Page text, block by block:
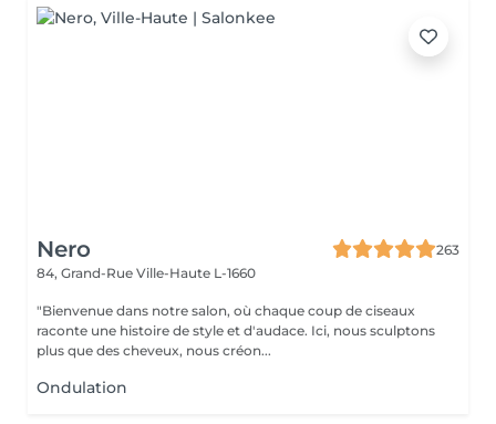
Nero
263
84, Grand-Rue Ville-Haute L-1660
"Bienvenue dans notre salon, où chaque coup de ciseaux
raconte une histoire de style et d'audace. Ici, nous sculptons
plus que des cheveux, nous créon...
Ondulation